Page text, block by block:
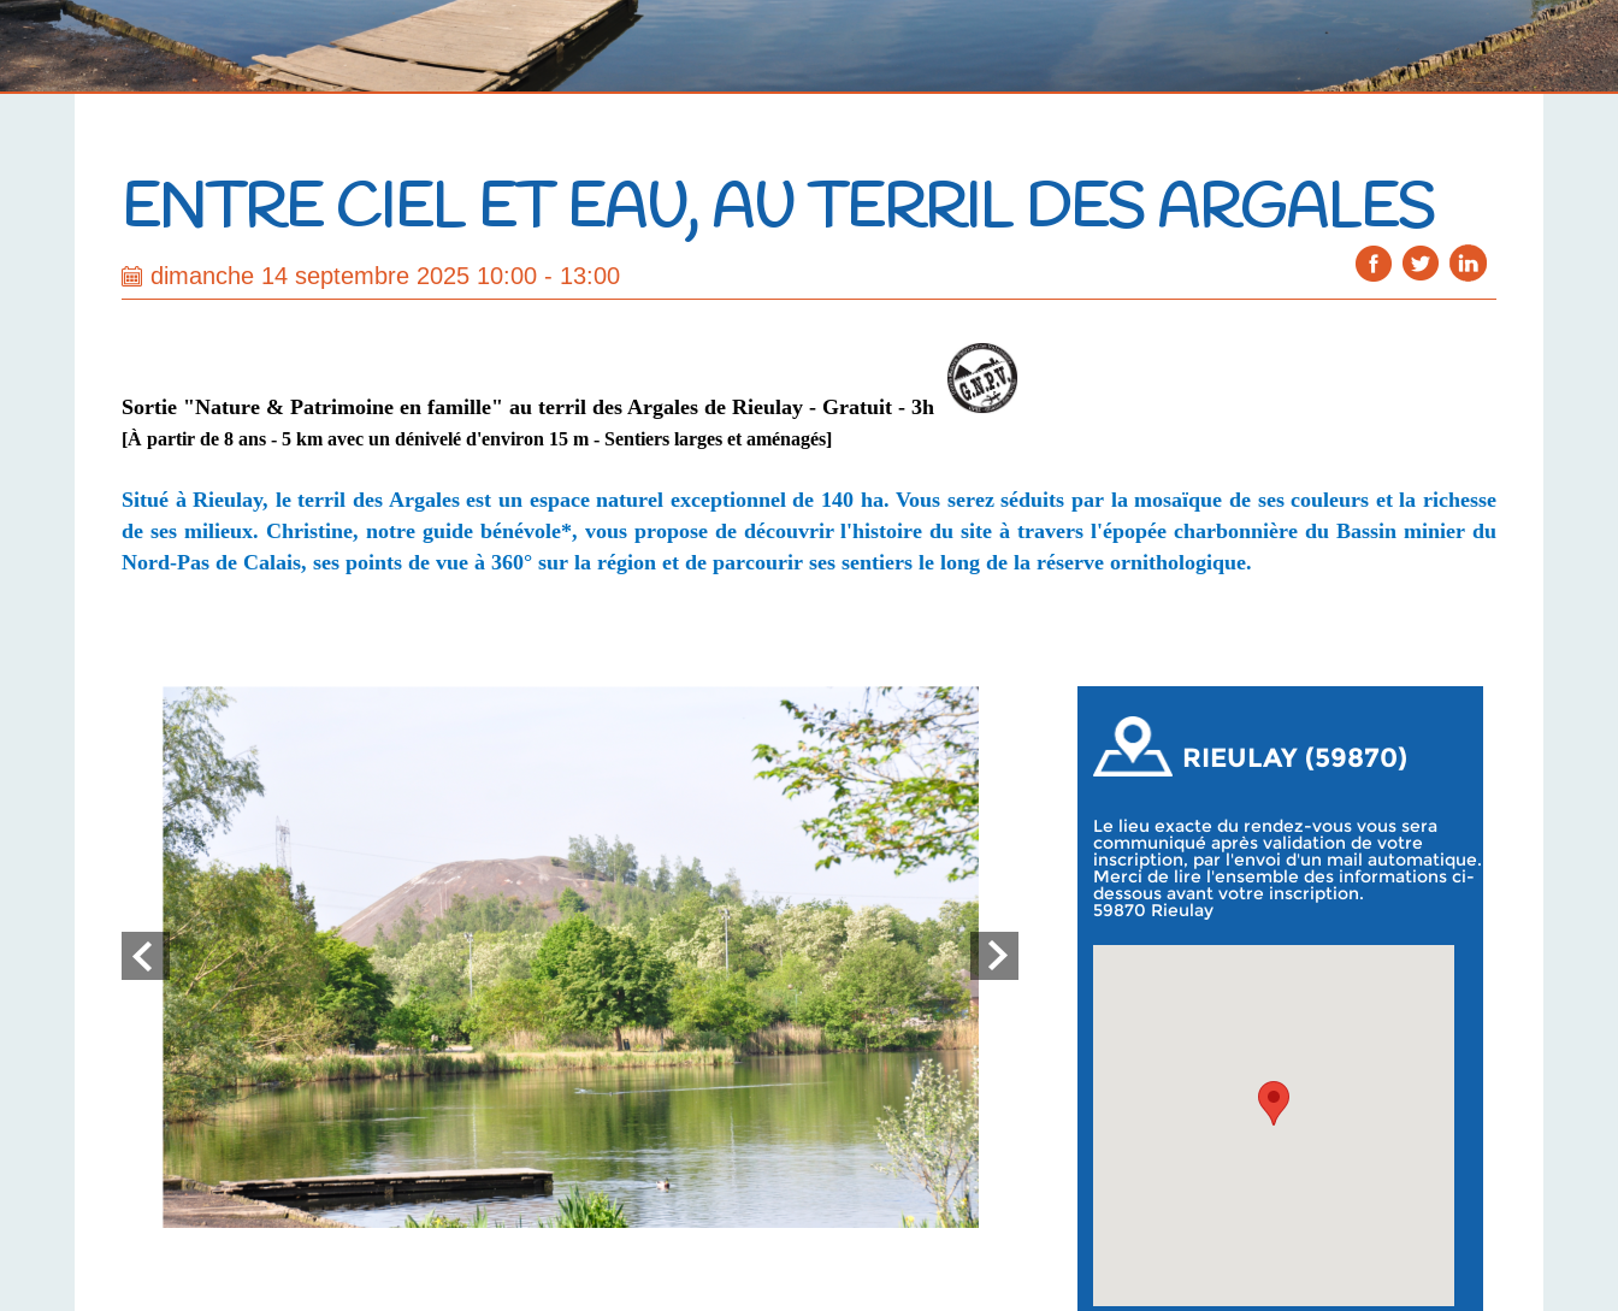
ENTRE CIEL ET EAU, AU TERRIL DES ARGALES
dimanche 14 septembre 2025 10:00 - 13:00
Sortie "Nature & Patrimoine en famille" au terril des Argales de Rieulay - Gratuit - 3h
[À partir de 8 ans - 5 km avec un dénivelé d'environ 15 m - Sentiers larges et aménagés]
Situé à Rieulay, le terril des Argales est un espace naturel exceptionnel de 140 ha. Vous serez séduits par la mosaïque de ses couleurs et la richesse
de ses milieux. Christine, notre guide bénévole*, vous propose de découvrir l'histoire du site à travers l'épopée charbonnière du Bassin minier du
Nord-Pas de Calais,ses points de vue à 360° sur la régionet de parcourir ses sentiers le long de la réserveornithologique.
RIEULAY (59870)
Le lieu exacte du rendez-vous vous sera
communiqué après validation de votre
inscription, par l'envoi d'un mail automatique.
Merci de lire l'ensemble des informations ci-
dessous avant votre inscription.
59870 Rieulay